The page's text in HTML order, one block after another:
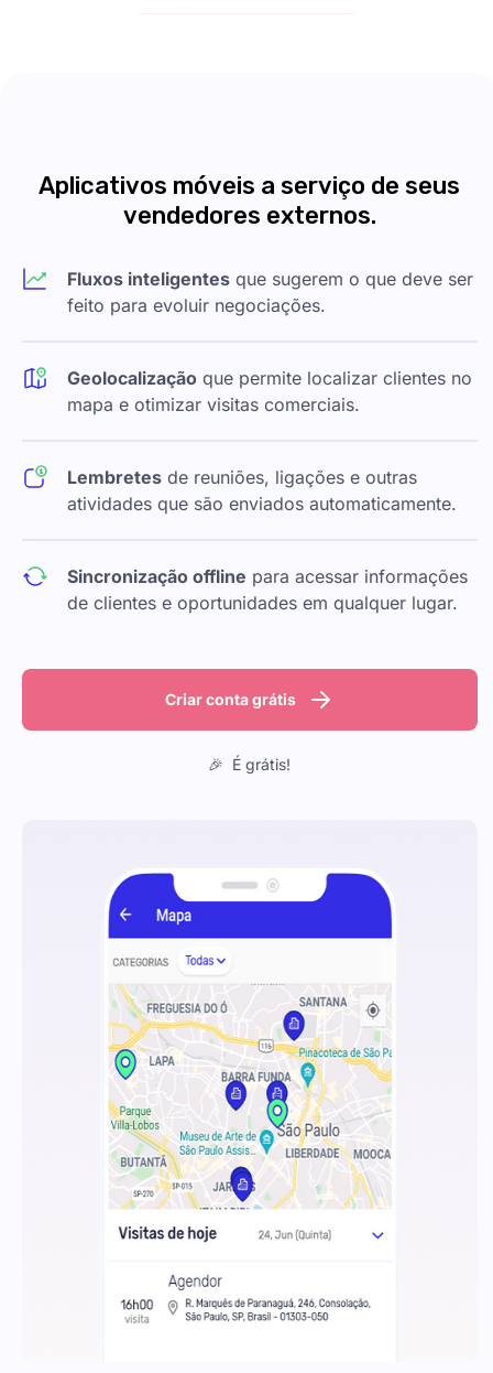
Aplicativos móveis a serviço de seus
vendedores externos.
Fluxos inteligentes que sugerem o que deve ser
feito para evoluir negociações.
Geolocalização que permite localizar clientes no
mapa e otimizar visitas comerciais.
Lembretes de reuniões, ligações e outras
atividades que são enviados automaticamente.
Sincronização offline para acessar informações
de clientes e oportunidades em qualquer lugar.
Criar conta grátis
🎉 É grátis!